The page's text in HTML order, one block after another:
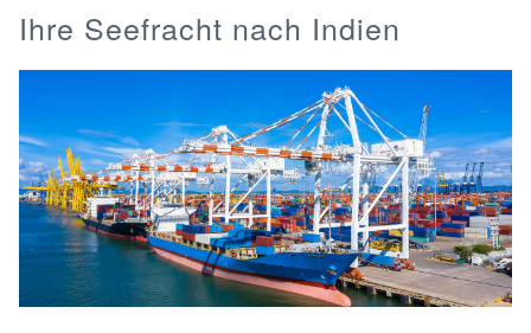
Ihre Seefracht nach Indien